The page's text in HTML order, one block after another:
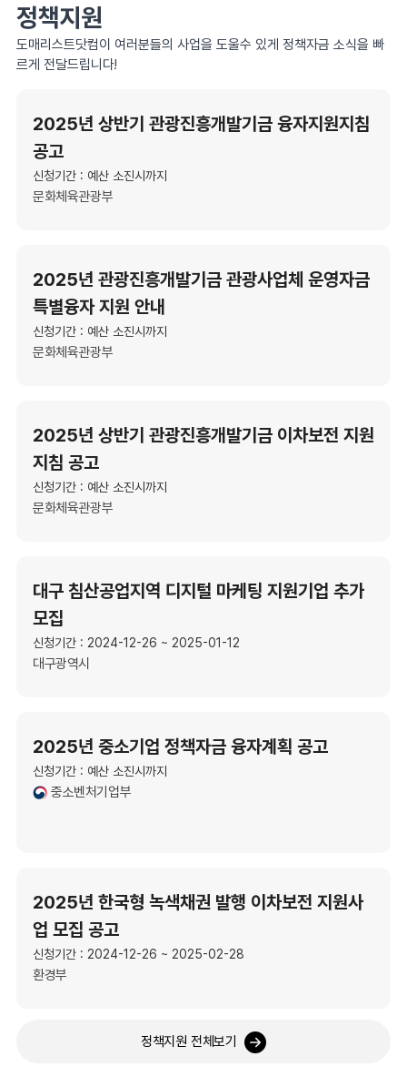
정책지원
도매리스트닷컴이 여러분들의 사업을 도울수 있게 정책자금 소식을 빠
르게 전달드립니다!
2025년 상반기 관광진흥개발기금 융자지원지침
공고
신청기간 : 예산 소진시까지
문화체육관광부
2025년 관광진흥개발기금 관광사업체 운영자금
특별융자 지원 안내
신청기간 : 예산 소진시까지
문화체육관광부
2025년 상반기 관광진흥개발기금 이차보전 지원
지침 공고
신청기간 : 예산 소진시까지
문화체육관광부
대구 침산공업지역 디지털 마케팅 지원기업 추가
모집
신청기간 : 2024-12-26 ~ 2025-01-12
대구광역시
2025년 중소기업 정책자금 융자계획 공고
신청기간 : 예산 소진시까지
중소벤처기업부
2025년 한국형 녹색채권 발행 이차보전 지원사
업 모집 공고
신청기간 : 2024-12-26 ~ 2025-02-28
환경부
정책지원 전체보기